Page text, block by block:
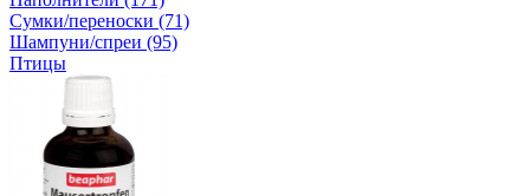
Сумки/переноски (71)
Шампуни/спреи (95)
Птицы